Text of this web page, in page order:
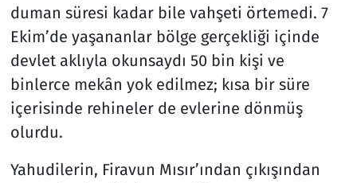
duman süresi kadar bile vahşeti örtemedi. 7
Ekim’de yaşananlar bölge gerçekliği içinde
devlet aklıyla okunsaydı 50 bin kişi ve
binlerce mekân yok edilmez; kısa bir süre
içerisinde rehineler de evlerine dönmüş
olurdu.
Yahudilerin, Firavun Mısır’ından çıkışından